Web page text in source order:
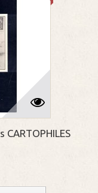
CARTOPHILES